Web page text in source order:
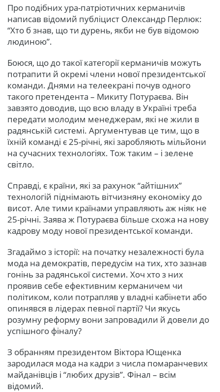
Про подібних ура-патріотичних керманичів
написав відомий публіцист Олександр Перлюк:
“Хто б знав, що ти дурень, якби не був відомою
людиною”.
Боюся, що до такої категорії керманичів можуть
потрапити й окремі члени нової президентської
команди. Днями на телеекрані почув одного
такого претендента – Микиту Потураєва. Він
завзято доводив, що всю владу в Україні треба
передати молодим менеджерам, які не жили в
радянській системі. Аргументував це тим, що в
їхній команді є 25-річні, які заробляють мільйони
на сучасних технологіях. Тож таким – і зелене
світло.
Справді, є країни, які за рахунок “айтішних”
технологій піднімають вітчизняну економіку до
висот. Але тими країнами управляють аж ніяк не
25-річні. Заява ж Потураєва більше схожа на нову
кадрову моду нової президентської команди.
Згадаймо з історії: на початку незалежності була
мода на демократів, передусім на тих, хто зазнав
гонінь за радянської системи. Хоч хто з них
проявив себе ефективним керманичем чи
політиком, коли потрапляв у владні кабінети або
опинявся в лідерах певної партії? Чи якусь
розумну реформу вони запровадили й довели до
успішного фіналу?
З обранням президентом Віктора Ющенка
зародилася мода на кадри з числа помаранчевих
майданівців і “любих друзів”. Фінал – всім
відомий.